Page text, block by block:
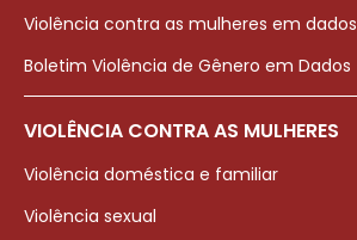
Violência contra as mulheres em dados
Boletim Violência de Gênero em Dados
VIOLÊNCIA CONTRA AS MULHERES
Violência doméstica e familiar
Violência sexual